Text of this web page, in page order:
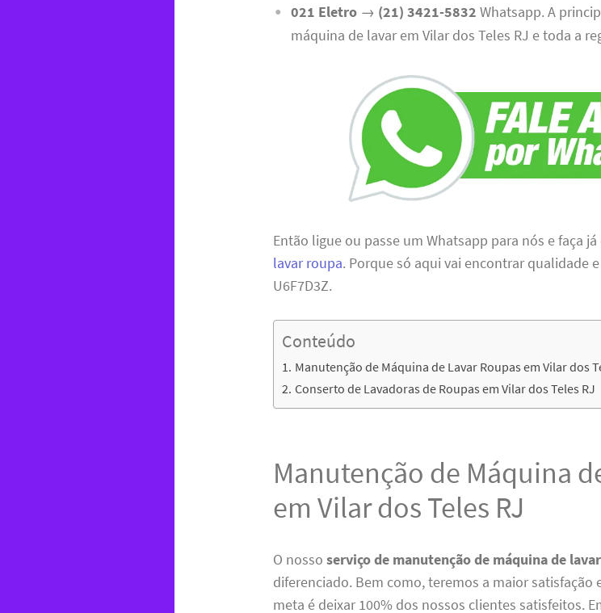
021 Eletro→ (21) 3421-5832 Whatsapp. A
máquina de lavar em Vilar dos Teles RJ e toda a
Então ligue ou passe um Whatsapp para nós e faça
lavar roupa. Porque só aqui vai encontrar qualidade
U6F7D3Z.
Conteúdo
Manutenção de Máquina de Lavar Roupas em Vilar dos
Conserto de Lavadoras de Roupas em Vilar dos Teles RJ
Manutenção de Máquina
em Vilar dos Teles RJ
O nossoserviço de manutenção de máquina de
diferenciado. Bem como, teremos a maior satisfação
meta é deixar 100% dos nossos clientes satisfeitos.